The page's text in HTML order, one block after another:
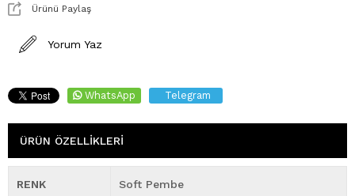
Ürünü Paylaş
Yorum Yaz
WhatsApp Telegram
ÜRÜN ÖZELLIKLERI
RENK Soft Pembe